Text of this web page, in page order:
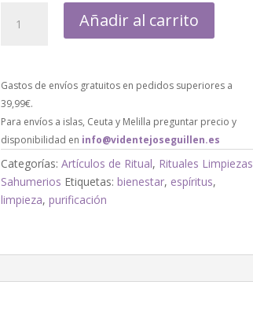
Añadir al carrito
Gastos de envíos gratuitos en pedidos superiores a
39,99€.
Para envíos a islas, Ceuta y Melilla preguntar precio y
disponibilidad en info@videntejoseguillen.es
Categorías:Artículos de Ritual, Rituales Limpiezas
Sahumerios Etiquetas:bienestar, espíritus,
limpieza,purificación